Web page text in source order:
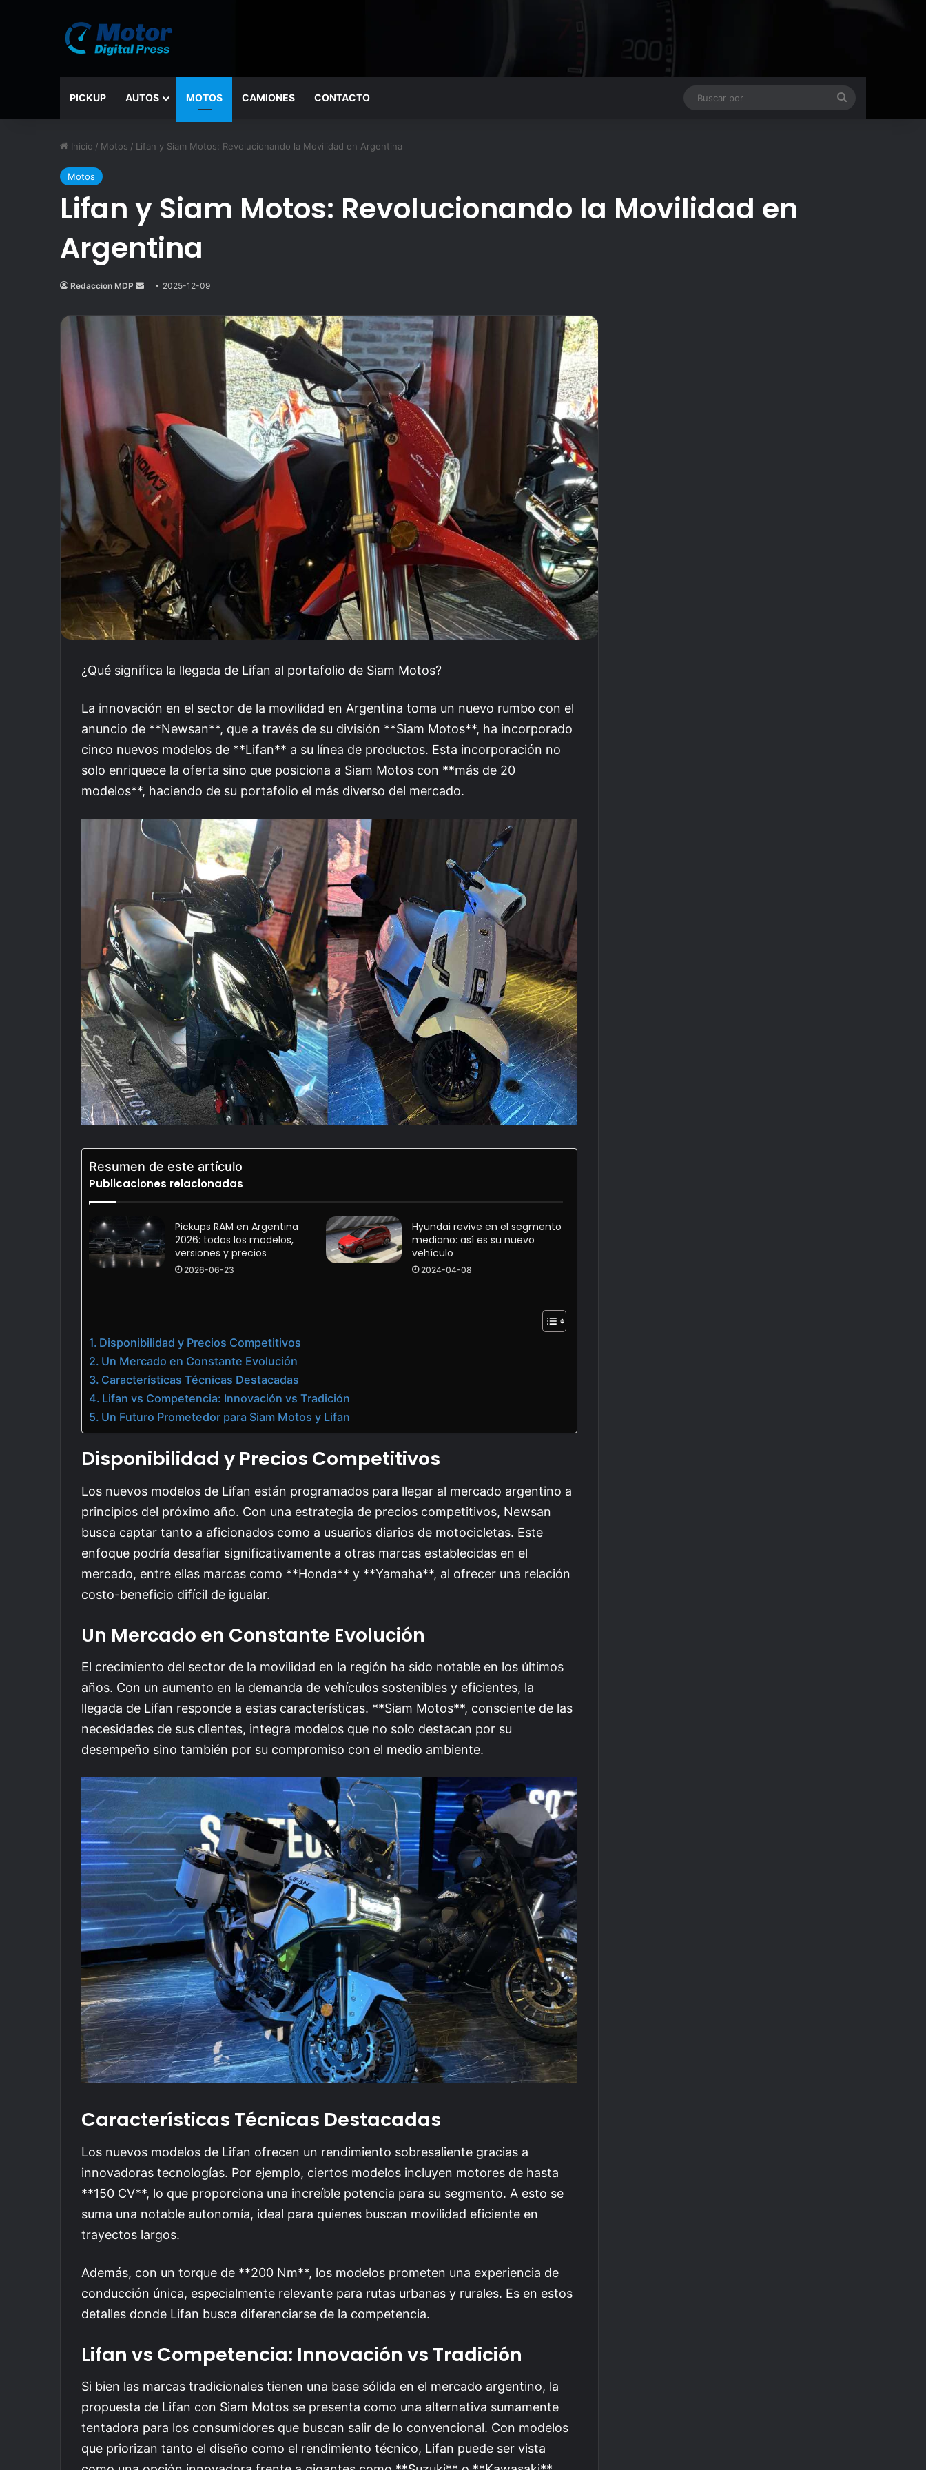
PICKUP AUTOS MOTOS CAMIONES CONTACTO
Inicio / Motos / Lifan y Siam Motos: Revolucionando la Movilidad en Argentina
Motos
Lifan y Siam Motos: Revolucionando la Movilidad en
Argentina
Redaccion MDP
Send
email
2025-12-09
¿Qué significa la llegada de Lifan al portafolio de Siam Motos?
La innovación en el sector de la movilidad en Argentina toma un nuevo rumbo con el
anuncio de **Newsan**, que a través de su división **Siam Motos**, ha incorporado
cinco nuevos modelos de **Lifan** a su línea de productos. Esta incorporación no
solo enriquece la oferta sino que posiciona a Siam Motos con **más de 20
modelos**, haciendo de su portafolio el más diverso del mercado.
Resumen de este artículo
Publicaciones relacionadas
Pickups RAM en Argentina
2026: todos los modelos,
versiones y precios
2026-06-23
Hyundai revive en el segmento
mediano: así es su nuevo
vehículo
2024-04-08
Disponibilidad y Precios Competitivos
Un Mercado en Constante Evolución
Características Técnicas Destacadas
Lifan vs Competencia: Innovación vs Tradición
Un Futuro Prometedor para Siam Motos y Lifan
Disponibilidad y Precios Competitivos
Los nuevos modelos de Lifan están programados para llegar al mercado argentino a
principios del próximo año. Con una estrategia de precios competitivos, Newsan
busca captar tanto a aficionados como a usuarios diarios de motocicletas. Este
enfoque podría desafiar significativamente a otras marcas establecidas en el
mercado, entre ellas marcas como **Honda** y **Yamaha**, al ofrecer una relación
costo-beneficio difícil de igualar.
Un Mercado en Constante Evolución
El crecimiento del sector de la movilidad en la región ha sido notable en los últimos
años. Con un aumento en la demanda de vehículos sostenibles y eficientes, la
llegada de Lifan responde a estas características. **Siam Motos**, consciente de las
necesidades de sus clientes, integra modelos que no solo destacan por su
desempeño sino también por su compromiso con el medio ambiente.
Características Técnicas Destacadas
Los nuevos modelos de Lifan ofrecen un rendimiento sobresaliente gracias a
innovadoras tecnologías. Por ejemplo, ciertos modelos incluyen motores de hasta
**150 CV**, lo que proporciona una increíble potencia para su segmento. A esto se
suma una notable autonomía, ideal para quienes buscan movilidad eficiente en
trayectos largos.
Además, con un torque de **200 Nm**, los modelos prometen una experiencia de
conducción única, especialmente relevante para rutas urbanas y rurales. Es en estos
detalles donde Lifan busca diferenciarse de la competencia.
Lifan vs Competencia: Innovación vs Tradición
Si bien las marcas tradicionales tienen una base sólida en el mercado argentino, la
propuesta de Lifan con Siam Motos se presenta como una alternativa sumamente
tentadora para los consumidores que buscan salir de lo convencional. Con modelos
que priorizan tanto el diseño como el rendimiento técnico, Lifan puede ser vista